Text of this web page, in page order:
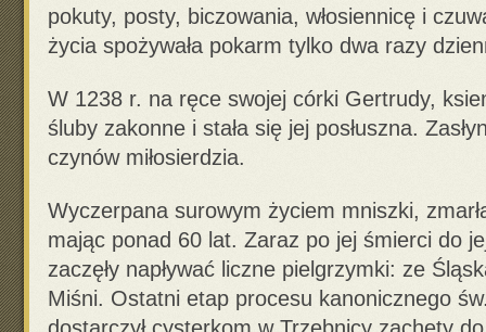
pokuty, posty, biczowania, włosiennicę i
życia spożywała pokarm tylko dwa razy
W 1238 r. na ręce swojej córki Gertrudy,
śluby zakonne i stała się jej posłuszna.
czynów miłosierdzia.
Wyczerpana surowym życiem mniszki,
mając ponad 60 lat. Zaraz po jej śmierci do
zaczęły napływać liczne pielgrzymki: ze
Miśni. Ostatni etap procesu kanonicznego